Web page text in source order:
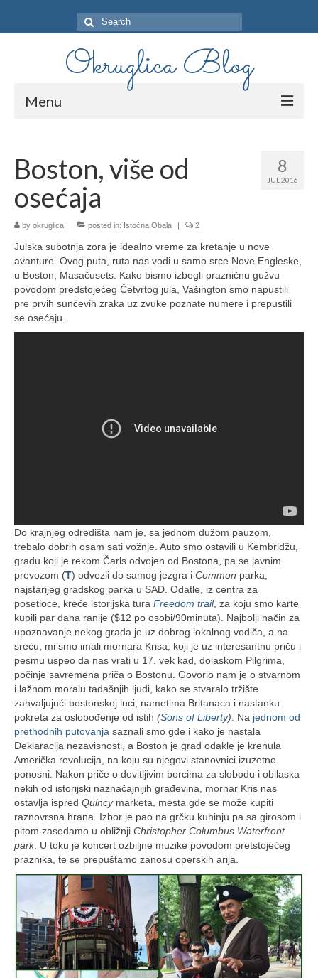
Search
for:
Okruglica Blog
Menu
Istočna Obala
Zapadna Obala
Srednji Zapad
8
JUL 2016
Boston, više od
osećaja
by okruglica | posted in: Istočna Obala | 2
Julska subotnja zora je idealno vreme za kretanje u nove
avanture. Ovog puta, ruta nas vodi u samo srce Nove Engleske,
u Boston, Masačusets. Kako bismo izbegli prazničnu gužvu
povodom predstojećeg Četvrtog jula, Vašington smo napustili
pre prvih sunčevih zraka uz zvuke poznate numere i prepustili
se osećaju.
Do krajnjeg odredišta nam je, sa jednom dužom pauzom,
trebalo dobrih osam sati vožnje. Auto smo ostavili u Kembridžu,
gradu koji je rekom Čarls odvojen od Bostona, pa se javnim
prevozom (T) odvezli do samog jezgra i Common parka,
najstarijeg gradskog parka u SAD. Odatle, iz centra za
posetioce, kreće istorijska tura Freedom trail, za koju smo karte
kupili par dana ranije ($12 po osobi/90minuta). Najbolji način za
upoznavanje nekog grada je uz dobrog lokalnog vodiča, a na
sreću, mi smo imali mornara Krisa, koji je uz interesantnu priču i
pesmu uspeo da nas vrati u 17. vek kad, dolaskom Pilgrima,
počinje savremena priča o Bostonu. Govorio nam je o stvarnom
i lažnom moralu tadašnjih ljudi, kako se stvaralo tržište
zahvaljujući bostonskoj luci, nametima Britanaca i nastanku
pokreta za oslobođenje od istih (Sons of Liberty) . Na jednom od
prethodnih putovanja saznali smo gde i kako je nastala
Deklaracija nezavisnosti, a Boston je grad odakle je krenula
Američka revolucija, na koju su njegovi stanovnici izuzetno
ponosni. Nakon priče o dovitljivim borcima za slobodu i obilaska
nekih od istorijski naznačajnijih građevina, mornar Kris nas
ostavlja ispred Quincymarketa, mesta gde se može kupiti
raznovrsna hrana. Izbor je pao na grčku kuhinju pa sa girosom i
pitom zasedamo u obližnji Christopher Columbus Waterfront
park. U toku je koncert ozbiljne muzike povodom pretstojećeg
praznika, te se prepuštamo zanosu operskih arija.